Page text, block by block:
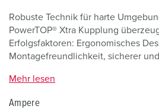
Robuste Technik für harte
PowerTOP® Xtra Kupplung
Erfolgsfaktoren: Ergonomisches
Montagefreundlichkeit, sicherer
Mehr lesen
Ampere